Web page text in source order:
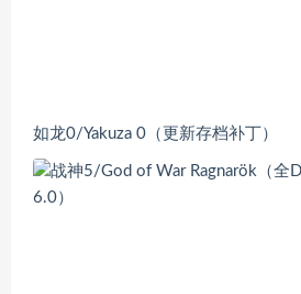
如龙0/Yakuza 0（更新存档补丁）